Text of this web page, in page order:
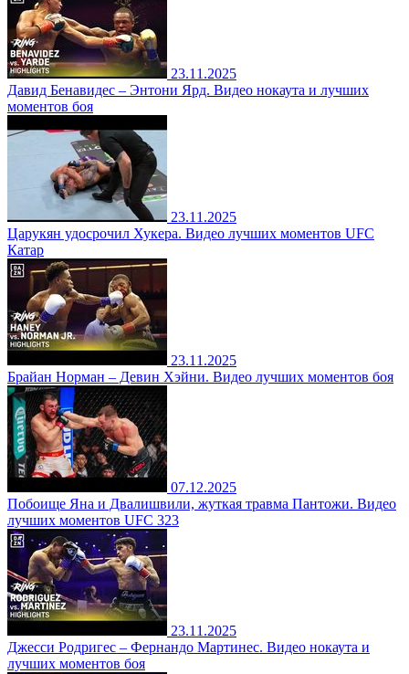
23.11.2025
Давид Бенавидес – Энтони Ярд. Видео нокаута и лучших
моментов боя
23.11.2025
Царукян удосрочил Хукера. Видео лучших моментов UFC
Катар
23.11.2025
Брайан Норман – Девин Хэйни. Видео лучших моментов боя
07.12.2025
Побоище Яна и Двалишвили, жуткая травма Пантожи. Видео
лучших моментов UFC 323
23.11.2025
Джесси Родригес – Фернандо Мартинес. Видео нокаута и
лучших моментов боя